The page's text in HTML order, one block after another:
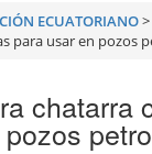
ECUATORIANO>
para usar en pozos
chatarra